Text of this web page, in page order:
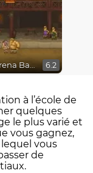
Gods of Arena Battles 6.2
à l’école de
quelques
le plus varié et
vous gagnez,
vous
de